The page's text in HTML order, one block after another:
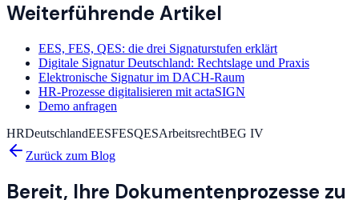
Weiterführende Artikel
EES, FES, QES: die drei Signaturstufen erklärt
Digitale Signatur Deutschland: Rechtslage und Praxis
Elektronische Signatur im DACH-Raum
HR-Prozesse digitalisieren mit actaSIGN
Demo anfragen
HRDeutschlandEESFESQESArbeitsrechtBEG IV
Zurück zum Blog
Bereit, Ihre Dokumentenprozesse zu